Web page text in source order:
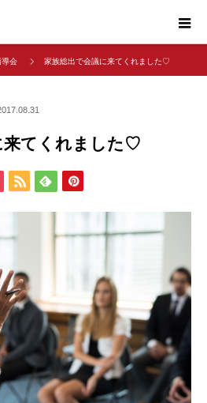
導会 家族総出で会議に来てくれました♡
来てくれました♡